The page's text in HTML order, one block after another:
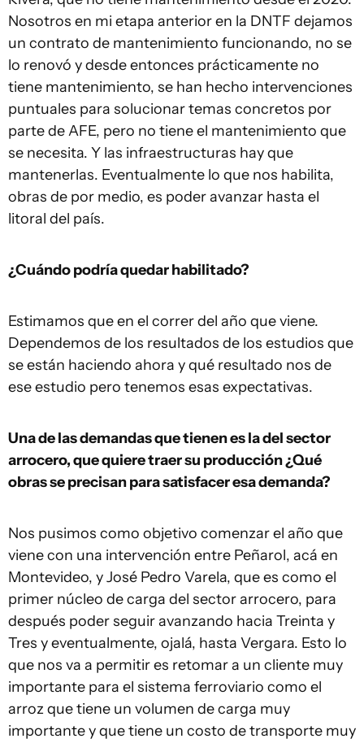
Nosotros en mi etapa anterior en la DNTF dejamos
un contrato de mantenimiento funcionando, no se
lo renovó y desde entonces prácticamente no
tiene mantenimiento, se han hecho intervenciones
puntuales para solucionar temas concretos por
parte de AFE, pero no tiene el mantenimiento que
se necesita. Y las infraestructuras hay que
mantenerlas. Eventualmente lo que nos habilita,
obras de por medio, es poder avanzar hasta el
litoral del país.
¿Cuándo podría quedar habilitado?
Estimamos que en el correr del año que viene.
Dependemos de los resultados de los estudios que
se están haciendo ahora y qué resultado nos de
ese estudio pero tenemos esas expectativas.
Una de las demandas que tienen es la del sector
arrocero, que quiere traer su producción ¿Qué
obras se precisan para satisfacer esa demanda?
Nos pusimos como objetivo comenzar el año que
viene con una intervención entre Peñarol, acá en
Montevideo, y José Pedro Varela, que es como el
primer núcleo de carga del sector arrocero, para
después poder seguir avanzando hacia Treinta y
Tres y eventualmente, ojalá, hasta Vergara. Esto lo
que nos va a permitir es retomar a un cliente muy
importante para el sistema ferroviario como el
arroz que tiene un volumen de carga muy
importante y que tiene un costo de transporte muy